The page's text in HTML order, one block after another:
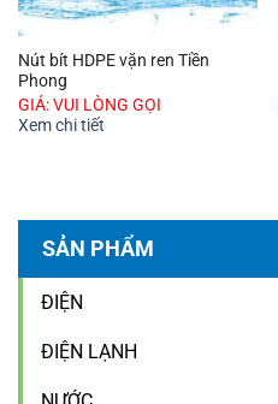
SẢN PHẨM
ĐIỆN
ĐIỆN LẠNH
Nút bít HDPE vặn ren Tiền
Phong
GIÁ: VUI LÒNG GỌI
Xem chi tiết